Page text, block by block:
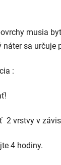
musia
sa
:
2 vrstvy v
4 hodiny.